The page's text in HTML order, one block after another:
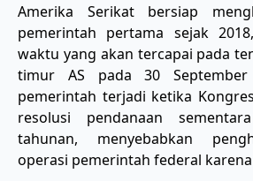
Amerika Serikat bersiap
pemerintah pertama sejak
waktu yang akan tercapai pada
timur AS pada 30 September
pemerintah terjadi ketika
resolusi pendanaan
tahunan, menyebabkan
operasi pemerintah federal